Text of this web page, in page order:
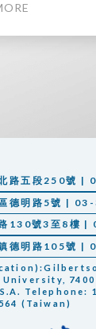
北路五段250號
德明路5號 |
路130號3至8樓
德明路105號
7400
Telephone:
(Taiwan)